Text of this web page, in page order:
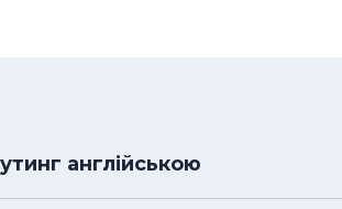
англійською